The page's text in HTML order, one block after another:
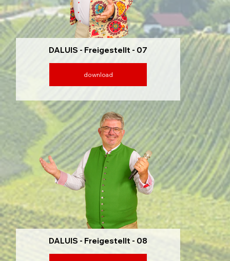
DALUIS - Freigestellt - 07
download
DALUIS - Freigestellt - 08